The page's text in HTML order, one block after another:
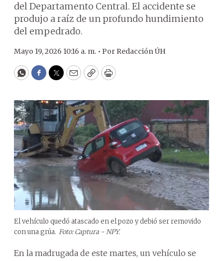
del Departamento Central. El accidente se
produjo a raíz de un profundo hundimiento
del empedrado.
Mayo 19, 2026 10:16 a. m. • Por Redacción ÚH
WhatsApp
Facebook
Twitter
EmailCopyPrint
El vehículo quedó atascado en el pozo y debió ser removido
con una grúa. Foto: Captura - NPY.
En la madrugada de este martes, un vehículo se